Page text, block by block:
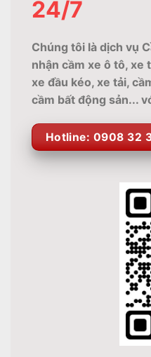
24/7
Chúng tôi là dịch vụ
nhận cầm xe ô tô, xe
xe đầu kéo, xe tải,
cầm bất động sản...
Hotline: 0908 32